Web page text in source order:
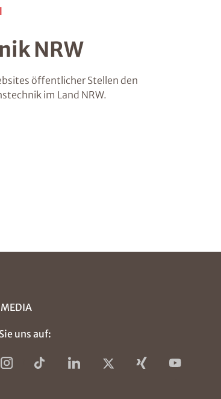
NRW
öffentlicher Stellen den
im Land NRW.
MEDIA
uns auf: